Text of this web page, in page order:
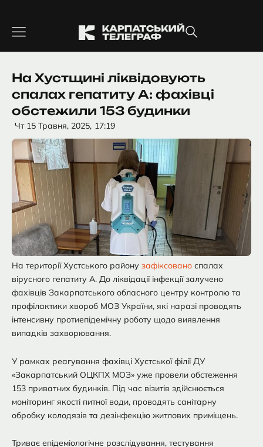
вмісту
На Хустщині ліквідовують
спалах гепатиту А: фахівці
обстежили 153 будинки
Чт 15 Травня, 2025, 17:19
На території Хустського району зафіксовано спалах
вірусного гепатиту А. До ліквідації інфекції залучено
фахівців Закарпатського обласного центру контролю та
профілактики хвороб МОЗ України, які наразі проводять
інтенсивну протиепідемічну роботу щодо виявлення
випадків захворювання.
У рамках реагування фахівці Хустської філії ДУ
«Закарпатський ОЦКПХ МОЗ» уже провели обстеження
153 приватних будинків. Під час візитів здійснюється
моніторинг якості питної води, проводять санітарну
обробку колодязів та дезінфекцію житлових приміщень.
Триває епідеміологічне розслідування, тестування